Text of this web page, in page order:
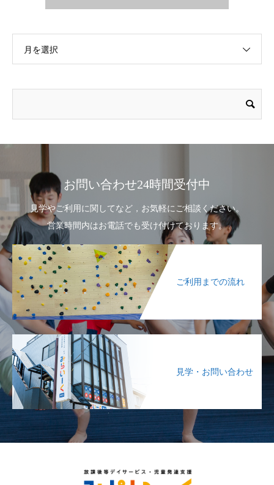
月を選択
お問い合わせ24時間受付中
見学やご利用に関してなど，お気軽にご相談ください。
営業時間内はお電話でも受け付けております。
ご利用までの流れ
見学・お問い合わせ